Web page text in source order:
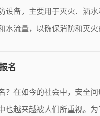
设备，主要用于灭火、洒
水流量，以确保消防和灭
名
？在如今的社会中，安全
也越来越被人们所重视。